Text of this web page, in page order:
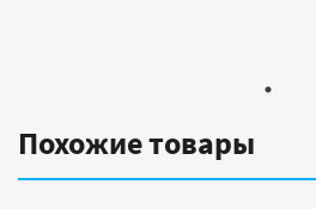
Похожие товары